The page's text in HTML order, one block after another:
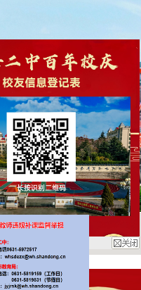
学校简介
二中新闻